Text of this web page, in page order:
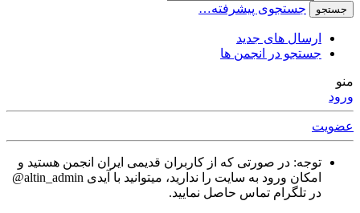
جستجو جستجوی پیشرفته…
ارسال های جدید
جستجو در انجمن ها
منو
ورود
عضویت
توجه: در صورتی که از کاربران قدیمی ایران انجمن هستید و
امکان ورود به سایت را ندارید، میتوانید با آیدی altin_admin@
در تلگرام تماس حاصل نمایید.